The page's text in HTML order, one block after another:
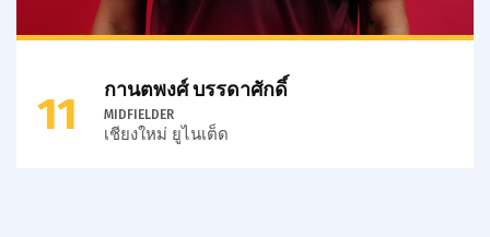
กานตพงศ์ บรรดาศักดิ์
MIDFIELDER
เชียงใหม่ ยูไนเต็ด
11